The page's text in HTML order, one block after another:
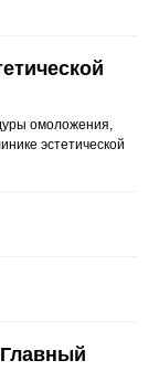
омоложения,
эстетической